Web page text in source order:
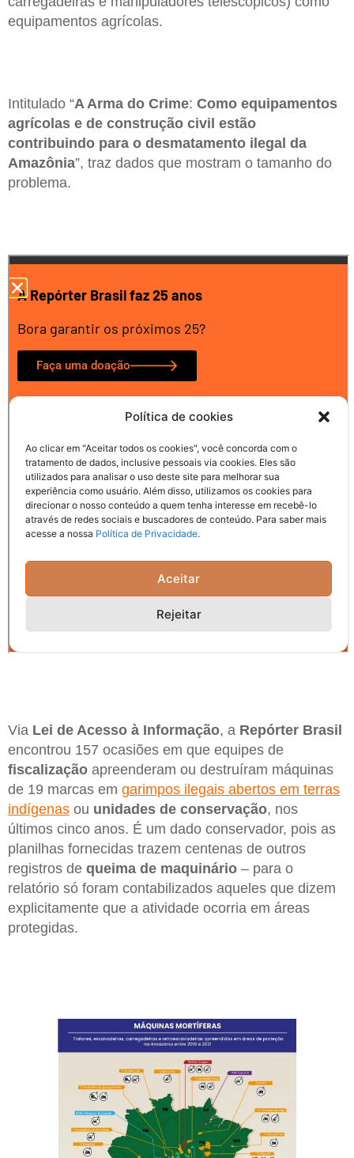
equipamentos agrícolas.
Intitulado “A Arma do Crime: Como equipamentos
agrícolas e de construção civil estão
contribuindo para o desmatamento ilegal da
Amazônia”, traz dados que mostram o tamanho do
problema.
Via Lei de Acesso à Informação, a Repórter Brasil
encontrou 157 ocasiões em que equipes de
fiscalização apreenderam ou destruíram máquinas
de 19 marcas em garimpos ilegais abertos em terras
indígenas ou unidades de conservação, nos
últimos cinco anos. É um dado conservador, pois as
planilhas fornecidas trazem centenas de outros
registros de queima de maquinário – para o
relatório só foram contabilizados aqueles que dizem
explicitamente que a atividade ocorria em áreas
protegidas.